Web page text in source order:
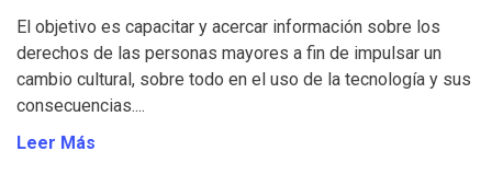
El objetivo es capacitar y acercar información sobre los
derechos de las personas mayores a fin de impulsar un
cambio cultural, sobre todo en el uso de la tecnología y sus
consecuencias....
Leer Más